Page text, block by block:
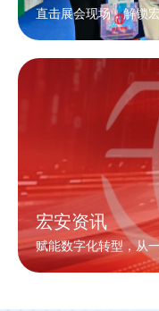
直击展会现场，解锁
宏安资讯
赋能数字化转型，从